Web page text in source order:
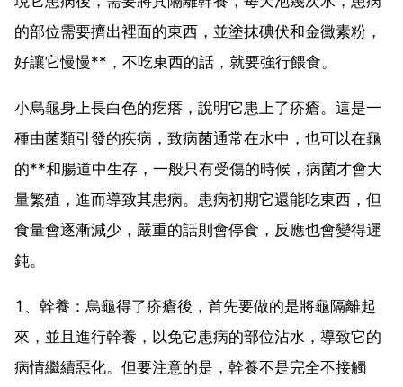
的部位需要擠出裡面的東西，並塗抹碘伏和金黴素粉，
好讓它慢慢**，不吃東西的話，就要強行餵食。
小烏龜身上長白色的疙瘩，說明它患上了疥瘡。這是一
種由菌類引發的疾病，致病菌通常在水中，也可以在龜
的**和腸道中生存，一般只有受傷的時候，病菌才會大
量繁殖，進而導致其患病。患病初期它還能吃東西，但
食量會逐漸減少，嚴重的話則會停食，反應也會變得遲
鈍。
1、幹養：烏龜得了疥瘡後，首先要做的是將龜隔離起
來，並且進行幹養，以免它患病的部位沾水，導致它的
病情繼續惡化。但要注意的是，幹養不是完全不接觸